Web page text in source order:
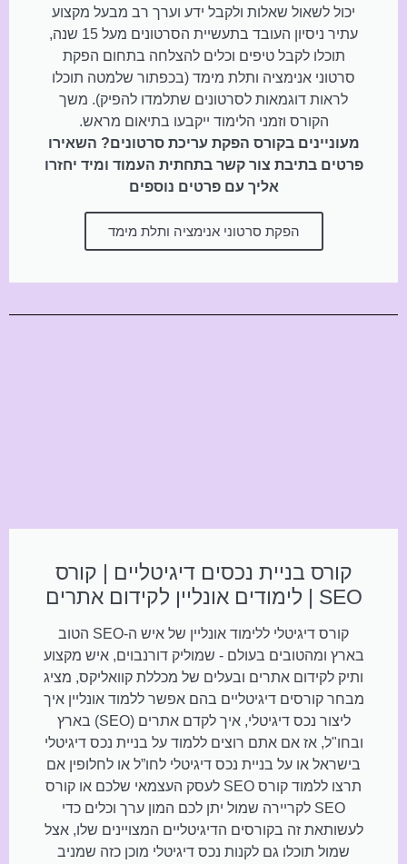
יכול לשאול שאלות ולקבל ידע וערך רב מבעל מקצוע
עתיר ניסיון העובד בתעשיית הסרטונים מעל 15 שנה,
תוכלו לקבל טיפים וכלים להצלחה בתחום הפקת
סרטוני אנימציה ותלת מימד (בכפתור שלמטה תוכלו
לראות דוגמאות לסרטונים שתלמדו להפיק). משך
הקורס וזמני הלימוד ייקבעו בתיאום מראש.
מעוניינים בקורס הפקת עריכת סרטונים? השאירו
פרטים בתיבת צור קשר בתחתית העמוד ומיד יחזרו
אליך עם פרטים נוספים
הפקת סרטוני אנימציה ותלת מימד
קורס בניית נכסים דיגיטליים | קורס
SEO | לימודים אונליין לקידום אתרים
קורס דיגיטלי ללימוד אונליין של איש ה-SEO הטוב
בארץ ומהטובים בעולם - שמוליק דורנבוים, איש מקצוע
ותיק לקידום אתרים ובעלים של מכללת קוואליקס, מציג
מבחר קורסים דיגיטליים בהם אפשר ללמוד אונליין איך
ליצור נכס דיגיטלי, איך לקדם אתרים (SEO) בארץ
ובחו"ל, אז אם אתם רוצים ללמוד על בניית נכס דיגיטלי
בישראל או על בניית נכס דיגיטלי לחו”ל או לחלופין אם
תרצו ללמוד קורס SEO לעסק העצמאי שלכם או קורס
SEO לקריירה שמול יתן לכם המון ערך וכלים כדי
לעשותאת זה בקורסים הדיגיטליים המצויינים שלו, אצל
שמול תוכלו גם לקנות נכס דיגיטלי מוכן כזה שמניב